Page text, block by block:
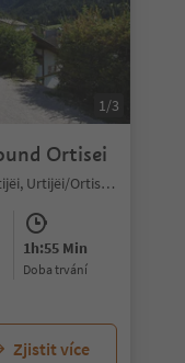
1/3
Ortisei
Ortisei/Urtijëi/St. Ulrich/Urtijëi, Urtijëi/Ortisei, Dolomites Region Val Gardena
1h:55 Min
doba trvání
Zjistit více